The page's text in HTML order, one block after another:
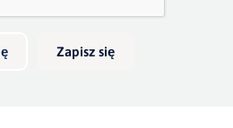
Zapisz się